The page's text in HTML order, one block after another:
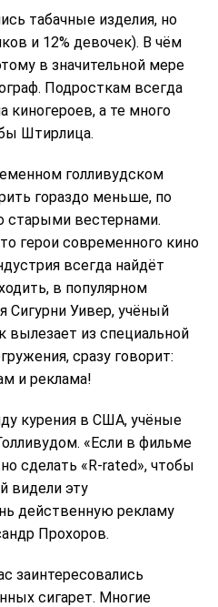
табачные изделия, но
и 12% девочек). В чём
в значительной мере
Подросткам всегда
киногероев, а те много
Штирлица.
голливудском
гораздо меньше, по
старыми вестернами.
герои современного кино
всегда найдёт
в популярном
Сигурни Уивер, учёный
вылезает из специальной
сразу говорит:
и реклама!
курения в США, учёные
«Если в фильме
сделать «R-rated», чтобы
видели эту
действенную рекламу
Прохоров.
заинтересовались
сигарет. Многие